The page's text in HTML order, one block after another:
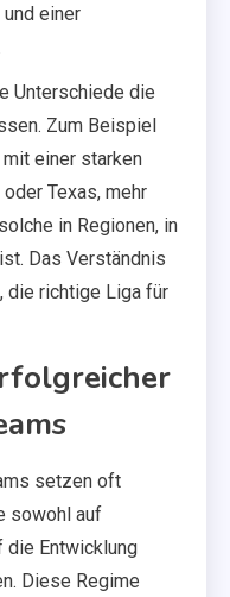
einer
Unterschiede die
Zum Beispiel
einer starken
Texas, mehr
in Regionen, in
Das Verständnis
die richtige Liga für
setzen oft
sowohl auf
die Entwicklung
Diese Regime